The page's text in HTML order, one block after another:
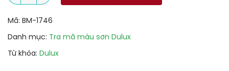
Mã: BM-1746
Danh mục: Tra mã màu sơn Dulux
Từ khóa: Dulux